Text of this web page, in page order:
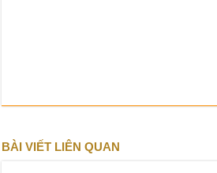
BÀI VIẾT LIÊN QUAN